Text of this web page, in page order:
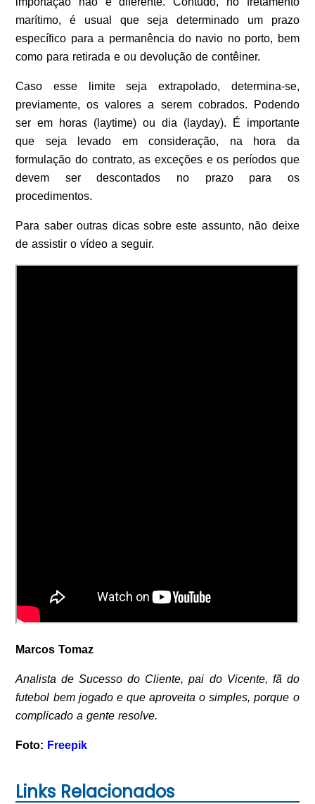
marítimo, é usual que seja determinado um prazo
específico para a permanência do navio no porto, bem
como para retirada e ou devolução de contêiner.
Caso esse limite seja extrapolado, determina-se,
previamente, os valores a serem cobrados. Podendo
ser em horas (laytime) ou dia (layday). É importante
que seja levado em consideração, na hora da
formulação do contrato, as exceções e os períodos que
devem ser descontados no prazo para os
procedimentos.
Para saber outras dicas sobre este assunto, não deixe
de assistir o vídeo a seguir.
Marcos Tomaz
Analista de Sucesso do Cliente, pai do Vicente, fã do
futebol bem jogado e que aproveita o simples, porque o
complicado a gente resolve.
Foto: Freepik
Links Relacionados